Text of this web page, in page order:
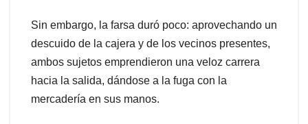
Sin embargo, la farsa duró poco: aprovechando un
descuido de la cajera y de los vecinos presentes,
ambos sujetos emprendieron una veloz carrera
hacia la salida, dándose a la fuga con la
mercadería en sus manos.